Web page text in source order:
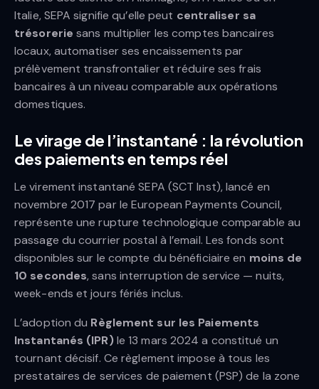
Italie, SEPA signifie qu’elle peut centraliser sa
trésorerie sans multiplier les comptes bancaires
locaux, automatiser ses encaissements par
prélèvement transfrontalier et réduire ses frais
bancaires à un niveau comparable aux opérations
domestiques.
Le virage de l’instantané : la révolution
des paiements en temps réel
Le virement instantané SEPA (SCT Inst), lancé en
novembre 2017 par le European Payments Council,
représente une rupture technologique comparable au
passage du courrier postal à l’email. Les fonds sont
disponibles sur le compte du bénéficiaire en moins de
10 secondes, sans interruption de service — nuits,
week-ends et jours fériés inclus.
L’adoption du Règlement sur les Paiements
Instantanés (IPR)le 13 mars 2024 a constitué un
tournant décisif. Ce règlement impose à tous les
prestataires de services de paiement (PSP) de la zone